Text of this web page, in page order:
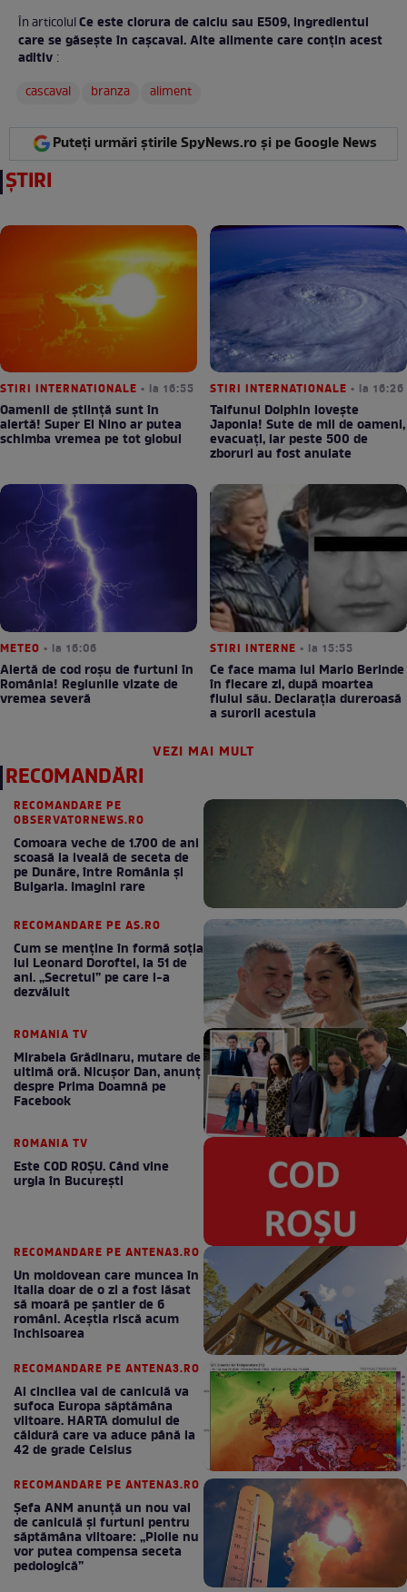
În articolulCe este clorura de calciu sau E509, ingredientul
care se găsește în cașcaval. Alte alimente care conțin acest
aditiv :
cascaval
branza aliment
Puteți urmări știrile SpyNews.ro și pe Google News
ȘTIRI
STIRI INTERNATIONALE • la 16:55
Oamenii de știință sunt în
alertă! Super El Nino ar putea
schimba vremea pe tot globul
STIRI INTERNATIONALE • la 16:26
Taifunul Dolphin lovește
Japonia! Sute de mii de oameni,
evacuați, iar peste 500 de
zboruri au fost anulate
METEO • la 16:06
Alertă de cod roșu de furtuni în
România! Regiunile vizate de
vremea severă
STIRI INTERNE • la 15:55
Ce face mama lui Mario Berinde
în fiecare zi, după moartea
fiului său. Declarația dureroasă
a surorii acestuia
VEZI MAI MULT
RECOMANDĂRI
RECOMANDARE PE
OBSERVATORNEWS.RO
Comoara veche de 1.700 de ani
scoasă la iveală de seceta de
pe Dunăre, între România şi
Bulgaria. Imagini rare
RECOMANDARE PE AS.RO
Cum se menţine în formă soţia
lui Leonard Doroftei, la 51 de
ani. „Secretul” pe care l-a
dezvăluit
ROMANIA TV
Mirabela Grădinaru, mutare de
ultimă oră. Nicuşor Dan, anunţ
despre Prima Doamnă pe
Facebook
ROMANIA TV
Este COD ROŞU. Când vine
urgia în Bucureşti
RECOMANDARE PE ANTENA3.RO
Un moldovean care muncea în
Italia doar de o zi a fost lăsat
să moară pe şantier de 6
români. Aceștia riscă acum
închisoarea
RECOMANDARE PE ANTENA3.RO
Al cincilea val de caniculă va
sufoca Europa săptămâna
viitoare. HARTA domului de
căldură care va aduce până la
42 de grade Celsius
RECOMANDARE PE ANTENA3.RO
Șefa ANM anunță un nou val
de caniculă și furtuni pentru
săptămâna viitoare: „Ploile nu
vor putea compensa seceta
pedologică”